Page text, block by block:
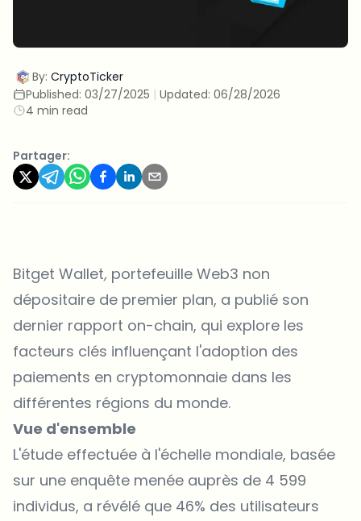
By: CryptoTicker
Published: 03/27/2025 | Updated: 06/28/2026
4 min read
Partager:
Bitget Wallet, portefeuille Web3 non
dépositaire de premier plan, a publié son
dernier rapport on-chain, qui explore les
facteurs clés influençant l'adoption des
paiements en cryptomonnaie dans les
différentes régions du monde.
Vue d'ensemble
L'étude effectuée à l'échelle mondiale, basée
sur une enquête menée auprès de 4 599
individus, a révélé que 46% des utilisateurs